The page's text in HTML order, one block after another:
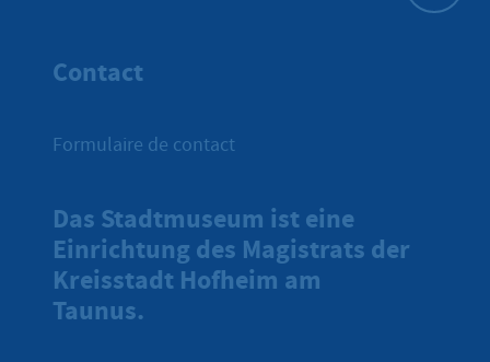
Contact
Formulaire de contact
Das Stadtmuseum ist eine
Einrichtung des Magistrats der
Kreisstadt Hofheim am
Taunus.